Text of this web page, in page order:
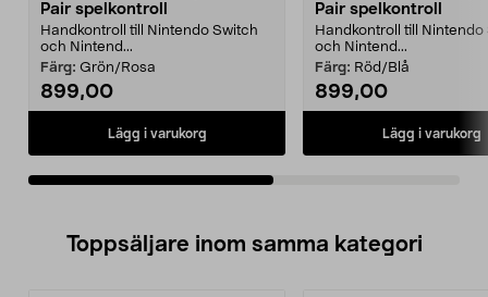
Pair spelkontroll
Handkontroll till Nintendo Switch
och Nintend...
Färg: Grön/Rosa
899,00
Lägg i varukorg
Pair spelkontroll
Handkontroll till Nintendo
och Nintend...
Färg: Röd/Blå
899,00
Lägg i varukorg
Toppsäljare inom samma kategori